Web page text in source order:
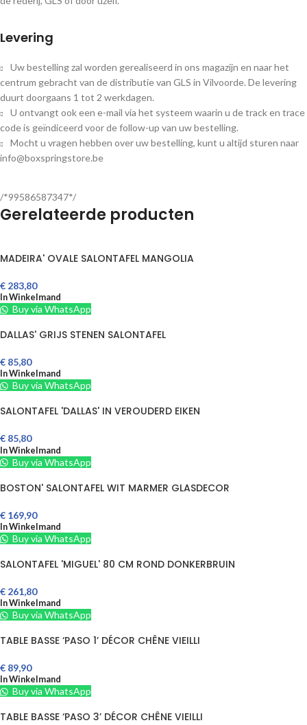
Levering
Uw bestelling zal worden gerealiseerd in ons magazijn en naar het
centrum gebracht van de distributie van GLS in Vilvoorde. De levering
duurt doorgaans 1 tot 2 werkdagen.
U ontvangt ook een e-mail via het systeem waarin u de track en trace
code is geïndiceerd voor de follow-up van uw bestelling.
Mocht u vragen hebben over uw bestelling, kunt u altijd sturen naar
info@boxspringstore.be
/*99586587347*/
Gerelateerde producten
MADEIRA' OVALE SALONTAFEL MANGOLIA
€ 283,80
In Winkelmand
Buy via WhatsApp
DALLAS' GRIJS STENEN SALONTAFEL
€ 85,80
In Winkelmand
Buy via WhatsApp
SALONTAFEL 'DALLAS' IN VEROUDERD EIKEN
€ 85,80
In Winkelmand
Buy via WhatsApp
BOSTON' SALONTAFEL WIT MARMER GLASDECOR
€ 169,90
In Winkelmand
Buy via WhatsApp
SALONTAFEL 'MIGUEL' 80 CM ROND DONKERBRUIN
€ 261,80
In Winkelmand
Buy via WhatsApp
TABLE BASSE ‘PASO 1’ DÉCOR CHÊNE VIEILLI
€ 89,90
In Winkelmand
Buy via WhatsApp
TABLE BASSE ‘PASO 3’ DÉCOR CHÊNE VIEILLI